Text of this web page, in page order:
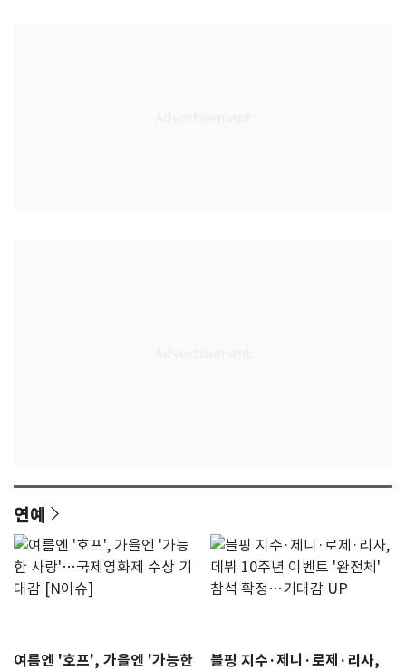
연예
여름엔 '호프', 가을엔 '가능한
블핑 지수·제니·로제·리사,